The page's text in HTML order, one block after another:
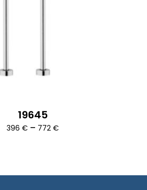
19645
396€ – 772€